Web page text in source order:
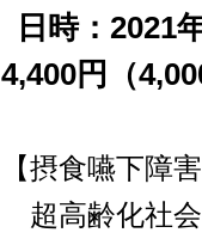
日時：
4,400円（
【摂食嚥下障
超高齢化社